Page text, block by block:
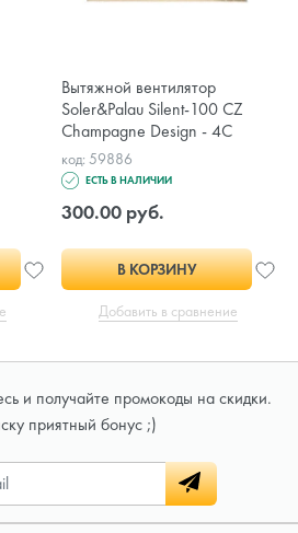
Вытяжной вентилятор
Soler&Palau Silent-100 CZ
Champagne Design - 4C
код: 59886
ЕСТЬ В НАЛИЧИИ
300.00 руб.
В КОРЗИНУ
Добавить в сравнение
и получайте промокоды на скидки.
приятный бонус ;)